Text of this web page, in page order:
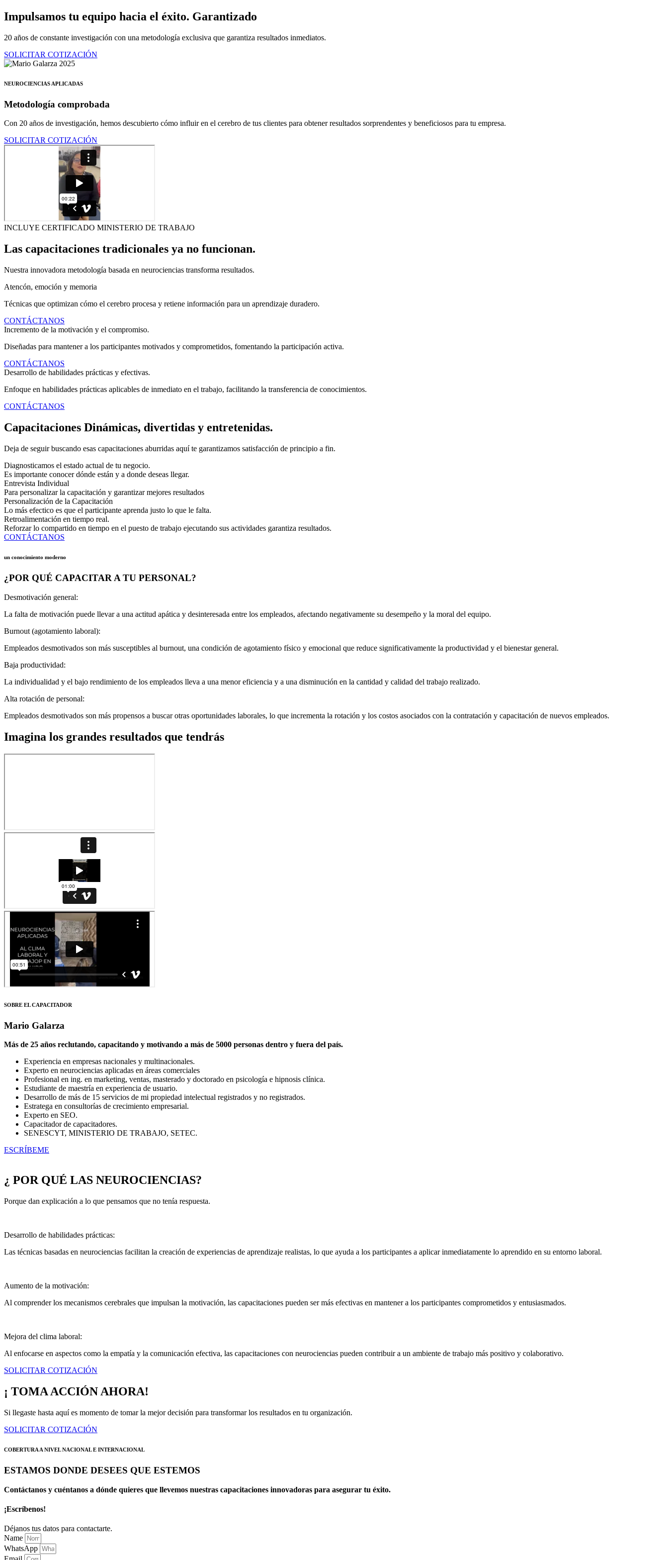
Ir
al
Impulsamos tu equipo hacia el éxito. Garantizado
20 años de constante investigación con una metodología exclusiva que garantiza resultados inmediatos.
SOLICITAR COTIZACIÓN
NEUROCIENCIAS APLICADAS
Metodología comprobada
Con 20 años de investigación, hemos descubierto cómo influir en el cerebro de tus clientes para obtener resultados sorprendentes y beneficiosos para tu empresa.
SOLICITAR COTIZACIÓN
INCLUYE CERTIFICADO MINISTERIO DE TRABAJO
Las capacitaciones tradicionales ya no funcionan.
Nuestra innovadora metodología basada en neurociencias transforma resultados.
Atencón, emoción y memoria
Técnicas que optimizan cómo el cerebro procesa y retiene información para un aprendizaje duradero.
CONTÁCTANOS
Incremento de la motivación y el compromiso.
Diseñadas para mantener a los participantes motivados y comprometidos, fomentando la participación activa.
CONTÁCTANOS
Desarrollo de habilidades prácticas y efectivas.
Enfoque en habilidades prácticas aplicables de inmediato en el trabajo, facilitando la transferencia de conocimientos.
CONTÁCTANOS
Capacitaciones Dinámicas, divertidas y entretenidas.
Deja de seguir buscando esas capacitaciones aburridas aquí te garantizamos satisfacción de principio a fin.
Diagnosticamos el estado actual de tu negocio.
Es importante conocer dónde están y a donde deseas llegar.
Entrevista Individual
Para personalizar la capacitación y garantizar mejores resultados
Personalización de la Capacitación
Lo más efectico es que el participante aprenda justo lo que le falta.
Retroalimentación en tiempo real.
Reforzar lo compartido en tiempo en el puesto de trabajo ejecutando sus actividades garantiza resultados.
CONTÁCTANOS
un conocimiento moderno
¿POR QUÉ CAPACITAR A TU PERSONAL?
Desmotivación general:
La falta de motivación puede llevar a una actitud apática y desinteresada entre los empleados, afectando negativamente su desempeño y la moral del equipo.
Burnout (agotamiento laboral):
Empleados desmotivados son más susceptibles al burnout, una condición de agotamiento físico y emocional que reduce significativamente la productividad y el bienestar general.
Baja productividad:
La individualidad y el bajo rendimiento de los empleados lleva a una menor eficiencia y a una disminución en la cantidad y calidad del trabajo realizado.
Alta rotación de personal:
Empleados desmotivados son más propensos a buscar otras oportunidades laborales, lo que incrementa la rotación y los costos asociados con la contratación y capacitación de nuevos empleados.
Imagina los grandes resultados que tendrás
SOBRE EL CAPACITADOR
Mario Galarza
Más de 25 años reclutando, capacitando y motivando a más de 5000 personas dentro y fuera del país.
Experiencia en empresas nacionales y multinacionales.
Experto en neurociencias aplicadas en áreas comerciales
Profesional en ing. en marketing, ventas, masterado y doctorado en psicología e hipnosis clínica.
Estudiante de maestría en experiencia de usuario.
Desarrollo de más de 15 servicios de mi propiedad intelectual registrados y no registrados.
Estratega en consultorías de crecimiento empresarial.
Experto en SEO.
Capacitador de capacitadores.
SENESCYT, MINISTERIO DE TRABAJO, SETEC.
ESCRÍBEME
¿ POR QUÉ LAS NEUROCIENCIAS?
Porque dan explicación a lo que pensamos que no tenía respuesta.
Desarrollo de habilidades prácticas:
Las técnicas basadas en neurociencias facilitan la creación de experiencias de aprendizaje realistas, lo que ayuda a los participantes a aplicar inmediatamente lo aprendido en su entorno laboral.
Aumento de la motivación:
Al comprender los mecanismos cerebrales que impulsan la motivación, las capacitaciones pueden ser más efectivas en mantener a los participantes comprometidos y entusiasmados.
Mejora del clima laboral:
Al enfocarse en aspectos como la empatía y la comunicación efectiva, las capacitaciones con neurociencias pueden contribuir a un ambiente de trabajo más positivo y colaborativo.
SOLICITAR COTIZACIÓN
¡ TOMA ACCIÓN AHORA!
Si llegaste hasta aquí es momento de tomar la mejor decisión para transformar los resultados en tu organización.
SOLICITAR COTIZACIÓN
COBERTURA A NIVEL NACIONAL E INTERNACIONAL
ESTAMOS DONDE DESEES QUE ESTEMOS
Contáctanos y cuéntanos a dónde quieres que llevemos nuestras capacitaciones innovadoras para asegurar tu éxito.
¡Escríbenos!
Déjanos tus datos para contactarte.
Name
WhatsApp